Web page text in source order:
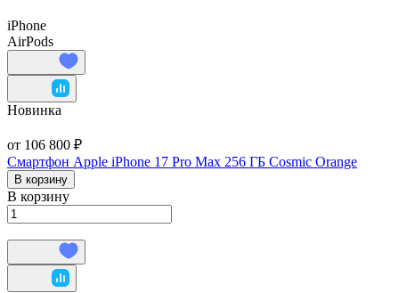
iPhone
AirPods
Новинка
от 106 800 ₽
Смартфон Apple iPhone 17 Pro Max 256 ГБ Cosmic Orange
В корзину
В корзину